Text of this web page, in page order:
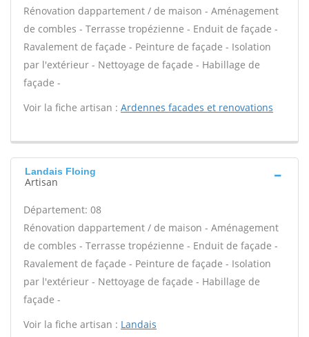
Rénovation dappartement / de maison - Aménagement
de combles - Terrasse tropézienne - Enduit de façade -
Ravalement de façade - Peinture de façade - Isolation
par l'extérieur - Nettoyage de façade - Habillage de
façade -
Voir la fiche artisan : Ardennes facades et renovations
Landais Floing
Artisan
Département: 08
Rénovation dappartement / de maison - Aménagement
de combles - Terrasse tropézienne - Enduit de façade -
Ravalement de façade - Peinture de façade - Isolation
par l'extérieur - Nettoyage de façade - Habillage de
façade -
Voir la fiche artisan : Landais